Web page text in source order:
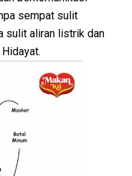
sempat sulit
sulit aliran listrik dan